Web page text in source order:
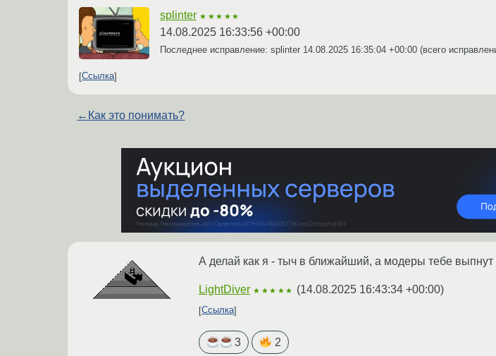
splinter ★★★★★
14.08.2025 16:33:56 +00:00
Последнее исправление: splinter 14.08.2025 16:35:04 +00:00 (всего
Ссылка
← Как это понимать?
А делай как я - тыч в ближайший, а модеры тебе выпнут
LightDiver ★★★★★ (14.08.2025 16:43:34 +00:00)
Ссылка
3 2